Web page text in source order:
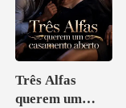
Três Alfas
querem um